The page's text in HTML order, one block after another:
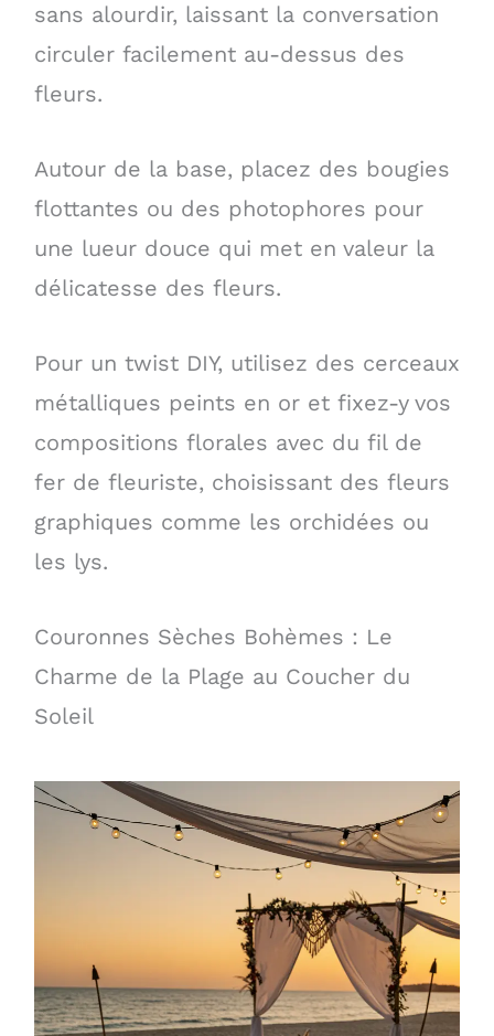
sans alourdir, laissant la conversation
circuler facilement au-dessus des
fleurs.
Autour de la base, placez des bougies
flottantes ou des photophores pour
une lueur douce qui met en valeur la
délicatesse des fleurs.
Pour un twist DIY, utilisez des cerceaux
métalliques peints en or et fixez-y vos
compositions florales avec du fil de
fer de fleuriste, choisissant des fleurs
graphiques comme les orchidées ou
les lys.
Couronnes Sèches Bohèmes : Le
Charme de la Plage au Coucher du
Soleil